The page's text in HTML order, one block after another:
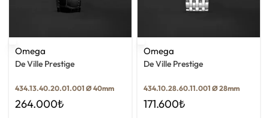
Omega
De Ville Prestige
434.13.40.20.01.001 Ø 40mm
264.000₺
Omega
De Ville Prestige
434.10.28.60.11.001 Ø 28mm
171.600₺